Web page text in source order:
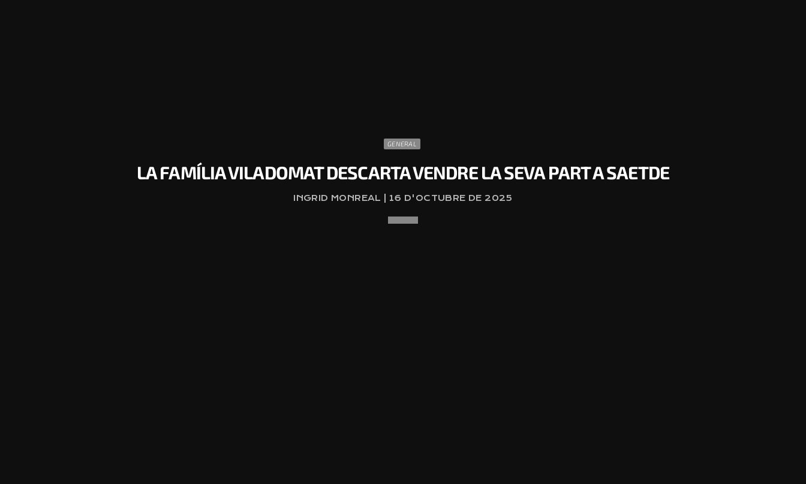
GENERAL
LA FAMÍLIA VILADOMAT DESCARTA VENDRE LA SEVA PART A SAETDE
INGRID MONREAL | 16 D'OCTUBRE DE 2025